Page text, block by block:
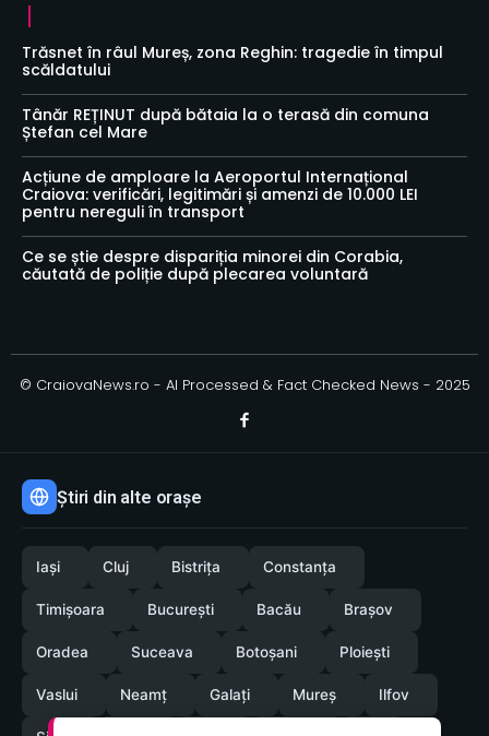
Trăsnet în râul Mureș, zona Reghin: tragedie în timpul
scăldatului
Tânăr REȚINUT după bătaia la o terasă din comuna
Ștefan cel Mare
Acțiune de amploare la Aeroportul Internațional
Craiova: verificări, legitimări și amenzi de 10.000 LEI
pentru nereguli în transport
Ce se știe despre dispariția minorei din Corabia,
căutată de poliție după plecarea voluntară
© CraiovaNews.ro - AI Processed & Fact Checked News - 2025
Știri din alte orașe
Iași Cluj Bistrița Constanța
Timișoara București Bacău Brașov
Oradea Suceava Botoșani Ploiești
Vaslui Neamț Galați Mureș Ilfov